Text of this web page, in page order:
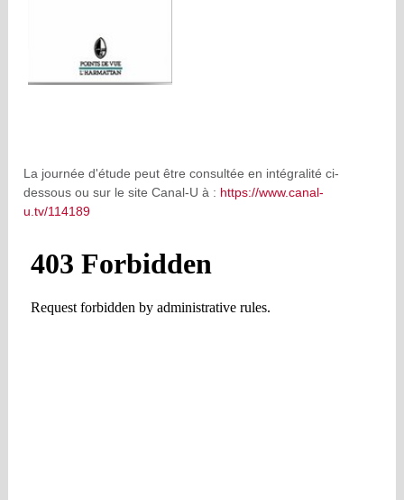
La journée d'étude peut être consultée en intégralité ci-
dessous ou sur le site Canal-U à : https://www.canal-
u.tv/114189